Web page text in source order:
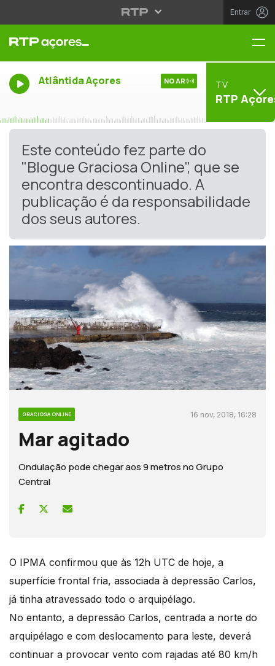
Entrar
Atlântida Açores NO AR TV
RTP
Este conteúdo fez parte do
"Blogue Graciosa Online", que se
encontra descontinuado. A
publicação é da responsabilidade
dos seus autores.
GRACIOSA ONLINE 16 nov, 2018, 16:28
Mar agitado
Ondulação pode chegar aos 9 metros no Grupo
Central
O IPMA confirmou que às 12h UTC de hoje, a
superfície frontal fria, associada à depressão Carlos,
já tinha atravessado todo o arquipélago.
No entanto, a depressão Carlos, centrada a norte do
arquipélago e com deslocamento para leste, deverá
continuar a provocar vento com rajadas até 80 km/h